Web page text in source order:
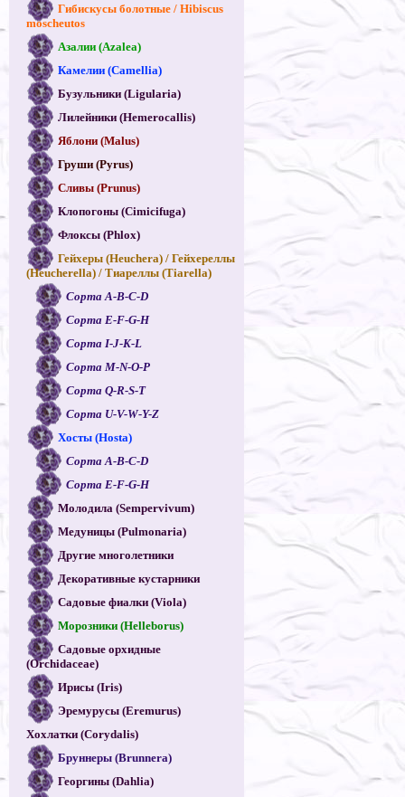
Гибискусы болотные / Hibiscus
moscheutos
Азалии (Azalea)
Камелии (Camellia)
Бузульники (Ligularia)
Лилейники (Hemerocallis)
Яблони (Malus)
Груши (Pyrus)
Сливы (Prunus)
Клопогоны (Cimicifuga)
Флоксы (Phlox)
Гейхеры (Heuchera) / Гейхереллы
(Heucherella) / Тиареллы (Tiarella)
Сорта A-B-C-D
Сорта E-F-G-H
Сорта I-J-K-L
Сорта M-N-O-P
Сорта Q-R-S-T
Сорта U-V-W-Y-Z
Хосты (Hosta)
Сорта A-B-C-D
Сорта E-F-G-H
Молодила (Sempervivum)
Медуницы (Pulmonaria)
Другие многолетники
Декоративные кустарники
Садовые фиалки (Viola)
Морозники (Helleborus)
Садовые орхидные
(Orchidaceae)
Ирисы (Iris)
Эремурусы (Eremurus)
Хохлатки (Corydalis)
Бруннеры (Brunnera)
Георгины (Dahlia)